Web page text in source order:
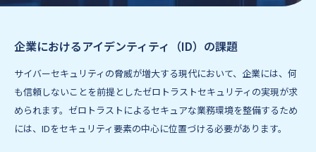
企業におけるアイデンティティ（ID）の課題
サイバーセキュリティの脅威が増大する現代において、企業には、何
も信頼しないことを前提としたゼロトラストセキュリティの実現が求
められます。ゼロトラストによるセキュアな業務環境を整備するため
には、IDをセキュリティ要素の中心に位置づける必要があります。